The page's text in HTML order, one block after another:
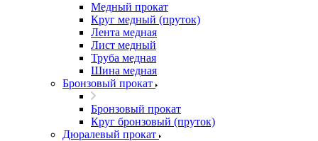
Медный прокат
Круг медный (пруток)
Лента медная
Лист медный
Труба медная
Шина медная
Бронзовый прокат
Бронзовый прокат
Круг бронзовый (пруток)
Дюралевый прокат